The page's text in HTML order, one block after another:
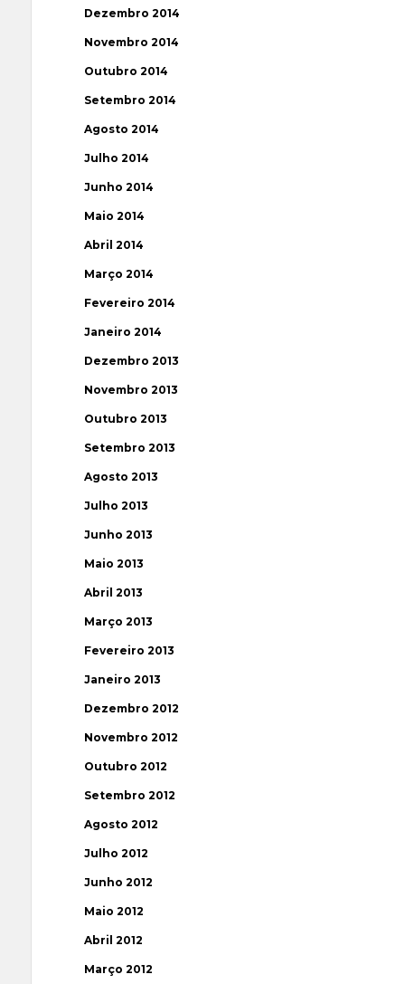
Dezembro 2014
Novembro 2014
Outubro 2014
Setembro 2014
Agosto 2014
Julho 2014
Junho 2014
Maio 2014
Abril 2014
Março 2014
Fevereiro 2014
Janeiro 2014
Dezembro 2013
Novembro 2013
Outubro 2013
Setembro 2013
Agosto 2013
Julho 2013
Junho 2013
Maio 2013
Abril 2013
Março 2013
Fevereiro 2013
Janeiro 2013
Dezembro 2012
Novembro 2012
Outubro 2012
Setembro 2012
Agosto 2012
Julho 2012
Junho 2012
Maio 2012
Abril 2012
Março 2012